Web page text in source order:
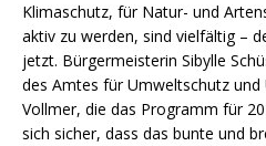
Klimaschutz, für Natur- und
aktiv zu werden, sind vielfältig –
jetzt. Bürgermeisterin Sibylle
des Amtes für Umweltschutz
Vollmer, die das Programm für
sich sicher, dass das bunte und